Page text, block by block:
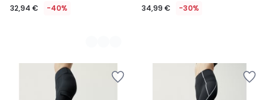
32,94 € -40% 34,99 € -30%